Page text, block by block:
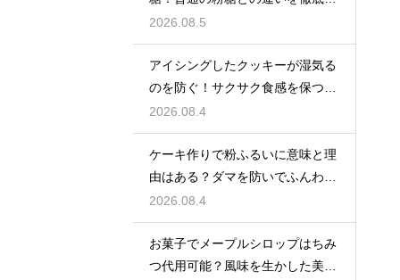
説
2026.08.5
アイシングしたクッキーが湿気る
のを防ぐ！サクサク食感を保つ裏
技
2026.08.4
ケーキ作りで粉ふるいに意味と理
由はある？ダマを防いでふんわり
と軽い生地に焼き上げるための基
本
2026.08.4
お菓子でメープルシロップはちみ
つ代用可能？風味を生かした美味